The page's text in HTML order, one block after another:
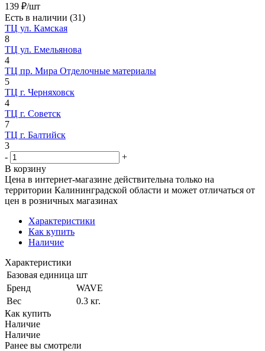
139 ₽/шт
Есть в наличии (31)
ТЦ ул. Камская
8
ТЦ ул. Емельянова
4
ТЦ пр. Мира Отделочные материалы
5
ТЦ г. Черняховск
4
ТЦ г. Советск
7
ТЦ г. Балтийск
3
-
+
В корзину
Цена в интернет-магазине действительна только на
территории Калининградской области и может отличаться от
цен в розничных магазинах
Характеристики
Как купить
Наличие
Характеристики
Базовая единица шт
Бренд
WAVE
Вес
0.3 кг.
Как купить
Наличие
Наличие
Ранее вы смотрели